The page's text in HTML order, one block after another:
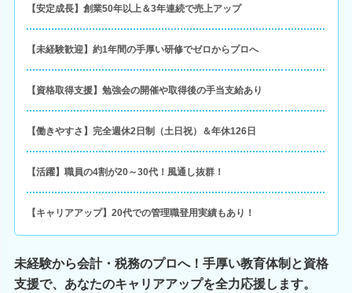
【安定成長】創業50年以上＆3年連続で売上アップ
【未経験歓迎】約1年間の手厚い研修でゼロからプロへ
【資格取得支援】勉強会の開催や取得後の手当支給あり
【働きやすさ】完全週休2日制（土日祝）＆年休126日
【活躍】職員の4割が20～30代！風通し抜群！
【キャリアアップ】20代での管理職登用実績もあり！
未経験から会計・税務のプロへ！手厚い教育体制と資格
支援で、あなたのキャリアアップを全力応援します。